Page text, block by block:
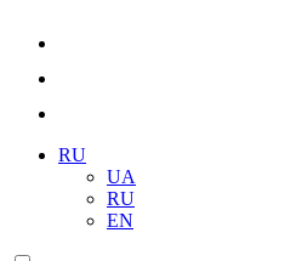
RU
UA
RU
EN